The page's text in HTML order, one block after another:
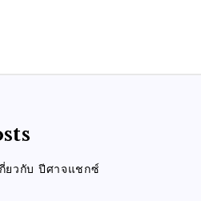
ยวกับ ปีศาจแชกซ์